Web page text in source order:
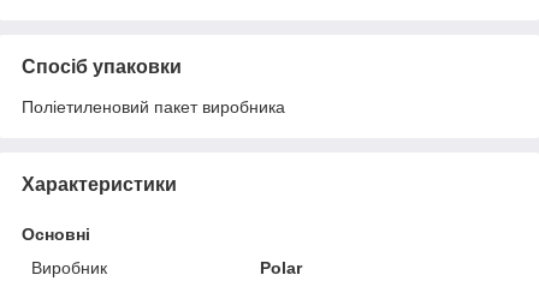
Спосіб упаковки
Поліетиленовий пакет виробника
Характеристики
Основні
Виробник
Polar